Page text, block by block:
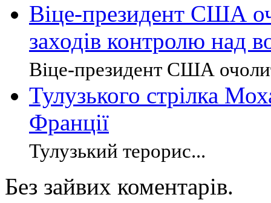
Віце-президент США
заходів контролю над
Віце-президент США
Тулузького стрілка
Франції
Тулузький терорис...
Без зайвих коментарів.